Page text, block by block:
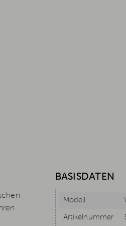
BASISDATEN
Modell
Artikelnummer